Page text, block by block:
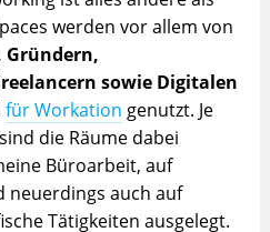
werden vor allem von
Gründern,
sowie Digitalen
für Workation genutzt. Je
die Räume dabei
Büroarbeit, auf
neuerdings auch auf
Tätigkeiten ausgelegt.